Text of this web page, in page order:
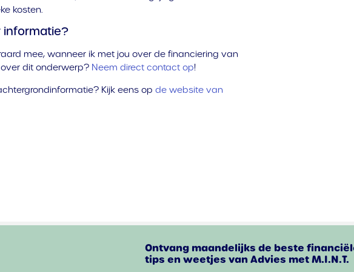
kosten.
informatie?
mee, wanneer ik met jou over de financiering van
dit onderwerp? Neem direct contact op!
Kijk eens opde website van
Ontvang maandelijks de beste
tips en weetjes van Advies met M.I.N.T.